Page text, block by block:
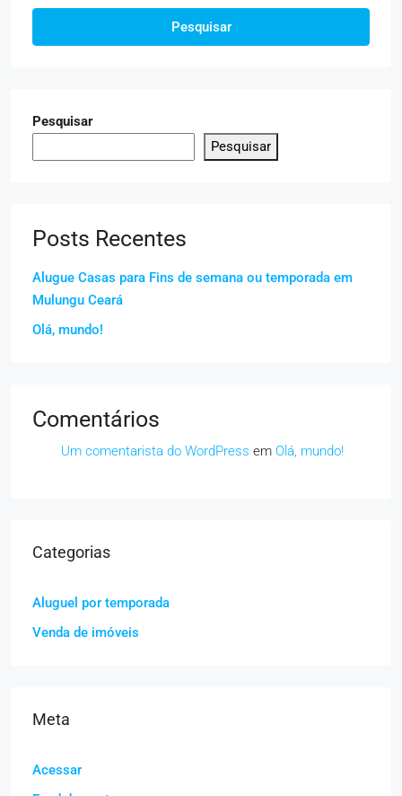
Pesquisar
Pesquisar
Pesquisar
Posts Recentes
Alugue Casas para Fins de semana ou temporada em
Mulungu Ceará
Olá, mundo!
Comentários
Um comentarista do WordPress em Olá, mundo!
Categorias
Aluguel por temporada
Venda de imóveis
Meta
Acessar